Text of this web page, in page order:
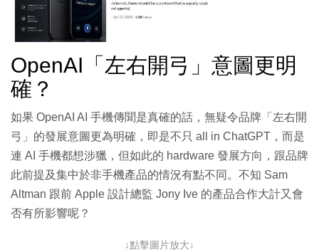
OpenAI「左右開弓」意圖更明
確？
如果 OpenAI AI 手機傳聞是真確的話，無疑令品牌「左右開
弓」的發展意圖更為明確，即是不只 all in ChatGPT，而是
連 AI 手機都想涉獵，但如此的 hardware 發展方向，跟品牌
此前提及集中於非手機產品的情況有點不同。不知 Sam
Altman 跟前 Apple 設計總監 Jony Ive 的產品合作大計又會
否有所影響呢？
↓點擊圖片放大↓